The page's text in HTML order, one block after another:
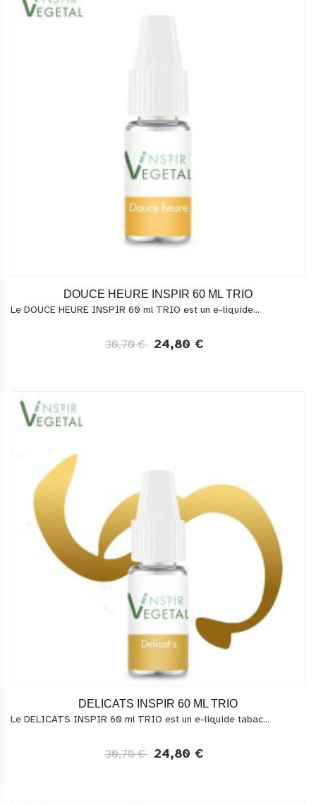
DOUCE HEURE INSPIR 60 ML TRIO
Le DOUCE HEURE INSPIR 60 ml TRIO est un e-liquide...
30,70 € 24,80 €
DELICATS INSPIR 60 ML TRIO
Le DELICATS INSPIR 60 ml TRIO est un e-liquide tabac...
30,70 € 24,80 €